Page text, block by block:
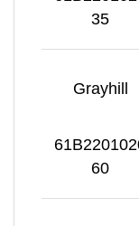
35
Grayhill
60